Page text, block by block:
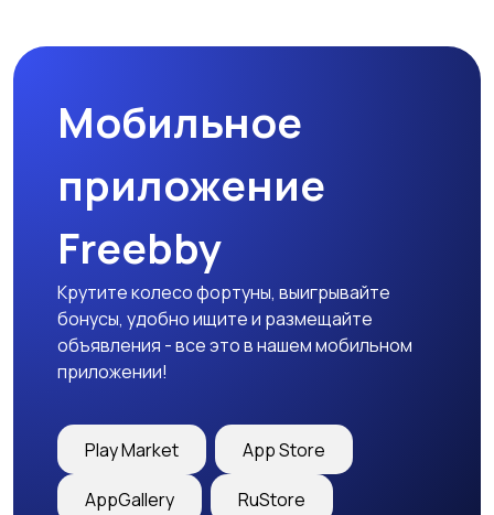
Медицина Начало карьеры
Образование и наука
закупки
Мобильное
приложение
Freebby
Крутите колесо фортуны, выигрывайте
бонусы, удобно ищите и размещайте
объявления - все это в нашем мобильном
приложении!
Play Market App Store
AppGallery RuStore